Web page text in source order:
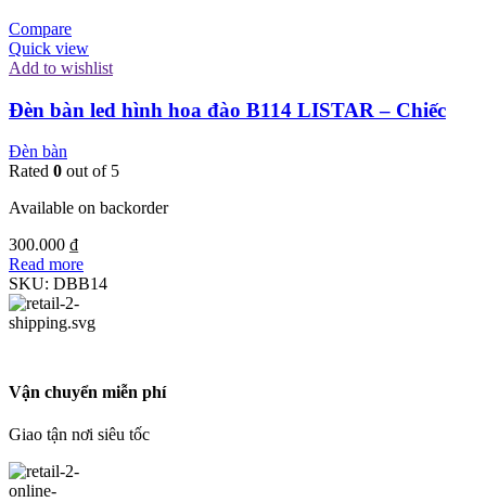
Compare
Quick view
Add to wishlist
Đèn bàn led hình hoa đào B114 LISTAR – Chiếc
Đèn bàn
Rated 0 out of 5
Available on backorder
300.000 ₫
Read more
SKU: DBB14
Vận chuyển miễn phí
Giao tận nơi siêu tốc